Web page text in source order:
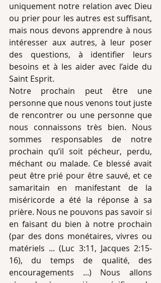
uniquement notre relation avec Dieu
ou prier pour les autres est suffisant,
mais nous devons apprendre à nous
intéresser aux autres, à leur poser
des questions, à identifier leurs
besoins et à les aider avec l’aide du
Saint Esprit.
Notre prochain peut être une
personne que nous venons tout juste
de rencontrer ou une personne que
nous connaissons très bien. Nous
sommes responsables de notre
prochain qu’il soit pécheur, perdu,
méchant ou malade. Ce blessé avait
peut être prié pour être sauvé, et ce
samaritain en manifestant de la
miséricorde a été la réponse à sa
prière. Nous ne pouvons pas savoir si
en faisant du bien à notre prochain
(par des dons monétaires, vivres ou
matériels ... (Luc 3:11, Jacques 2:15-
16), du temps de qualité, des
encouragements ...) Nous allons